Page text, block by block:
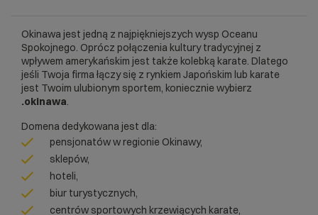
Okinawa jest jedną z najpiękniejszych wysp Oceanu
Spokojnego. Oprócz połączenia kultury tradycyjnej z
wpływem amerykańskim jest także kolebką karate. Dlatego
jeśli Twoja firma łączy się z rynkiem Japońskim lub karate
jest Twoim ulubionym sportem, koniecznie wybierz
.okinawa.
Domena dedykowana jest dla:
pensjonatów w regionie Okinawy,
sklepów,
hoteli,
biur turystycznych,
centrów sportowych krzewiących karate,